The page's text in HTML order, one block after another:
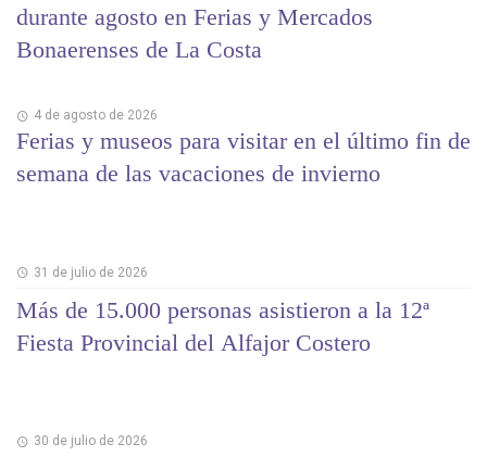
durante agosto en Ferias y Mercados
Bonaerenses de La Costa
4 de agosto de 2026
Ferias y museos para visitar en el último fin de
semana de las vacaciones de invierno
31 de julio de 2026
Más de 15.000 personas asistieron a la 12ª
Fiesta Provincial del Alfajor Costero
30 de julio de 2026